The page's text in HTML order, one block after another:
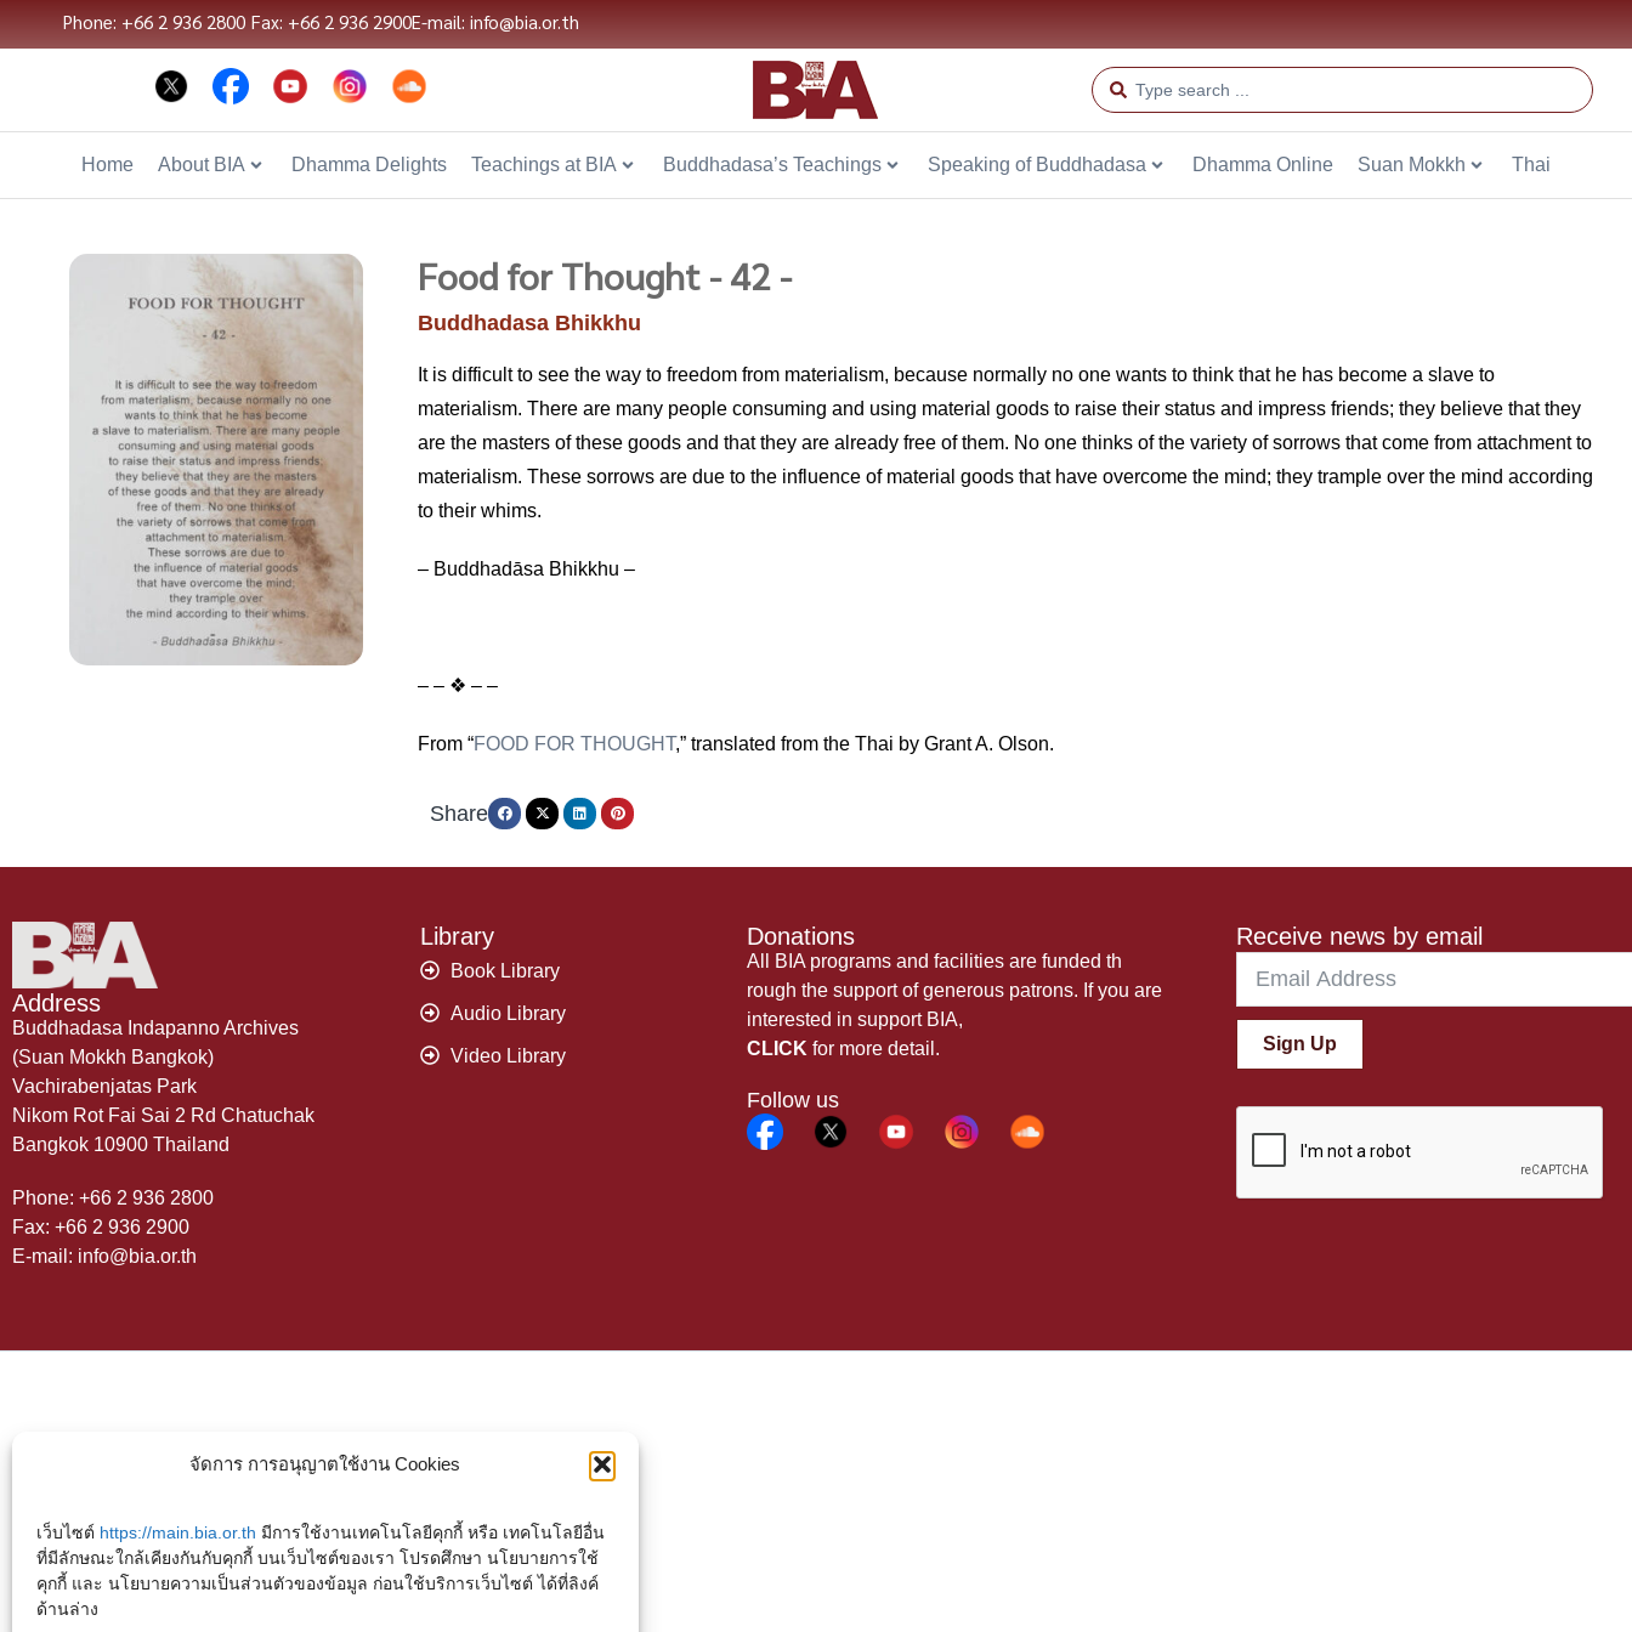
จัดการ การอนุญาตใช้งาน Cookies
เว็บไซต์ https://main.bia.or.th มีการใช้งานเทคโนโลยีคุกกี้ หรือ เทคโนโลยีอื่น
ที่มีลักษณะใกล้เคียงกันกับคุกกี้ บนเว็บไซต์ของเรา โปรดศึกษา นโยบายการใช้
คุกกี้ และ นโยบายความเป็นส่วนตัวของข้อมูล ก่อนใช้บริการเว็บไซต์ ได้ที่ลิงค์
ด้านล่าง
Phone: +66 2 936 2800 Fax: +66 2 936 2900E-mail: info@bia.or.th
Home About BIA Dhamma Delights Teachings at BIA Buddhadasa’s Teachings Speaking of Buddhadasa Dhamma Online Suan Mokkh Thai
Food for Thought - 42 -
Buddhadasa Bhikkhu
It is difficult to see the way to freedom from materialism, because normally no one wants to think that he has become a slave to
materialism. There are many people consuming and using material goods to raise their status and impress friends; they believe that they
are the masters of these goods and that they are already free of them. No one thinks of the variety of sorrows that come from attachment to
materialism. These sorrows are due to the influence of material goods that have overcome the mind; they trample over the mind according
to their whims.
– Buddhadāsa Bhikkhu –
– – ❖ – –
From “FOOD FOR THOUGHT,” translated from the Thai by Grant A. Olson.
Share
Address
Buddhadasa Indapanno Archives
(Suan Mokkh Bangkok)
Vachirabenjatas Park
Nikom Rot Fai Sai 2 Rd Chatuchak
Bangkok 10900 Thailand
Phone: +66 2 936 2800
Fax: +66 2 936 2900
E-mail: info@bia.or.th
Library
Book Library
Audio Library
Video Library
Donations
All BIA programs and facilities are funded th
rough the support of generous patrons. If you are
interested in support BIA,
CLICK for more detail.
Follow us
Receive news by email
Sign Up